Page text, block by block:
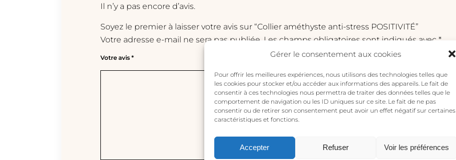
Gérer le consentement aux cookies
Pour offrir les meilleures expériences, nous utilisons des technologies telles que
les cookies pour stocker et/ou accéder aux informations des appareils. Le fait de
consentir à ces technologies nous permettra de traiter des données telles que le
comportement de navigation ou les ID uniques sur ce site. Le fait de ne pas
consentir ou de retirer son consentement peut avoir un effet négatif sur certaines
caractéristiques et fonctions.
Accepter Refuser Voir les préférences
Il n’y a pas encore d’avis.
Soyez le premier à laisser votre avis sur “Collier améthyste anti-stress POSITIVITÉ”
Votre adresse e-mail ne sera pas publiée. Les champs obligatoires sont indiqués avec *
Votre avis *